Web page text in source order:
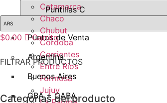
Catamarca
Chaco
Chubut
Córdoba
Corrientes
Entre Ríos
Formosa
Jujuy
Puntos de Venta
Argentina
Buenos Aires
GBA + CABA
$0.00 Carrito
FILTRAR PRODUCTOS
Categorías del producto